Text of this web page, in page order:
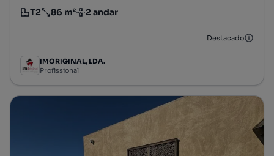
Tipologia
T2
Preço por metro quadrado
86 m²
Andar 2 andar
Destacado
IMORIGINAL, LDA.
Profissional